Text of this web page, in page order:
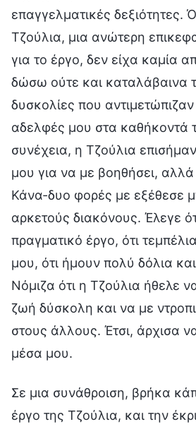
επαγγελματικές δεξιότητες.
Τζούλια, μια ανώτερη
για το έργο, δεν είχα καμία
δώσω ούτε και καταλάβαινα
δυσκολίες που αντιμετώπιζαν
αδελφές μου στα καθήκοντά
συνέχεια, η Τζούλια
μου για να με βοηθήσει,
Κάνα-δυο φορές με εξέθεσε
αρκετούς διακόνους. Έλεγε
πραγματικό έργο, ότι
μου, ότι ήμουν πολύ δόλια
Νόμιζα ότι η Τζούλια ήθελε
ζωή δύσκολη και να με
στους άλλους. Έτσι, άρχισα
μέσα μου.
Σε μια συνάθροιση, βρήκα
έργο της Τζούλια, και την